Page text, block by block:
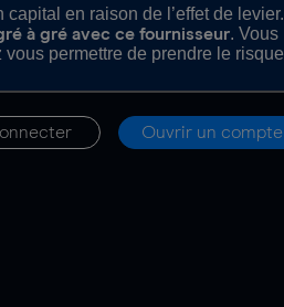
en raison de l’effet de levier.
à gré avec ce fournisseur. Vous
permettre de prendre le risque
Ouvrir un compte